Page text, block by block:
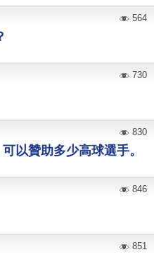
564
730
以贊助多少高球選手。
830
846
851